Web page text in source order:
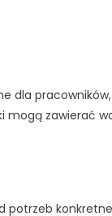
dla
mogą zawierać
potrzeb